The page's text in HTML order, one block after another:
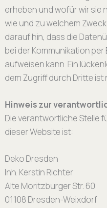
erheben und wofür wir sie
wie und zu welchem
darauf hin, dass die
bei der Kommunikation
aufweisen kann. Ein
dem Zugriff durch Dritte ist
Hinweis zur
Die verantwortliche Stelle
dieser Website ist:
Deko Dresden
Inh. Kerstin Richter
Alte Moritzburger Str. 60
01108 Dresden-Weixdorf